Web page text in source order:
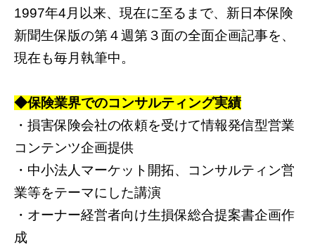
1997年4月以来、現在に至るまで、新日本保険
新聞生保版の第４週第３面の全面企画記事を、
現在も毎月執筆中。
◆保険業界でのコンサルティング実績
・損害保険会社の依頼を受けて情報発信型営業
コンテンツ企画提供
・中小法人マーケット開拓、コンサルティン営
業等をテーマにした講演
・オーナー経営者向け生損保総合提案書企画作
成